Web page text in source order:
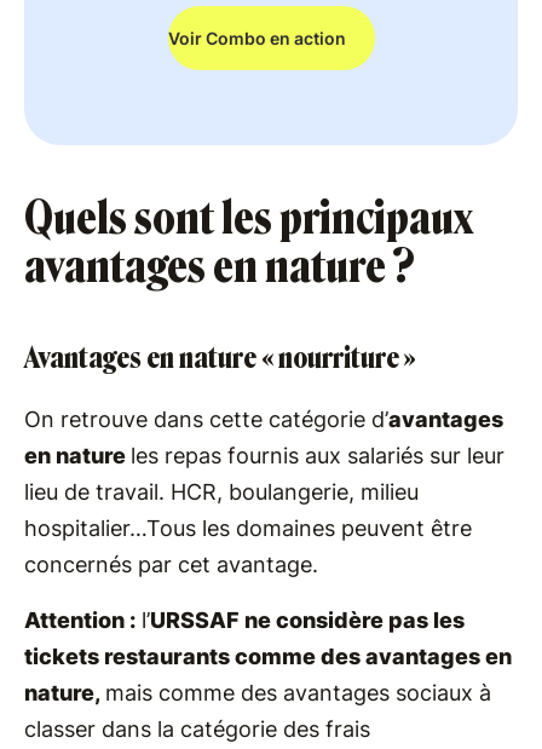
Voir Combo en action
Quels sont les principaux
avantages en nature ?
Avantages en nature « nourriture »
On retrouve dans cette catégorie d’avantages
en nature les repas fournis aux salariés sur leur
lieu de travail. HCR, boulangerie, milieu
hospitalier…Tous les domaines peuvent être
concernés par cet avantage.
Attention : l’URSSAF ne considère pas les
tickets restaurants comme des avantages en
nature, mais comme des avantages sociaux à
classer dans la catégorie des frais